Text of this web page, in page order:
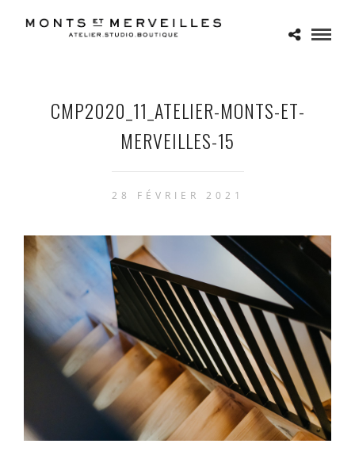
CMP2020_11_ATELIER-MONTS-ET-
MERVEILLES-15
28 FÉVRIER 2021